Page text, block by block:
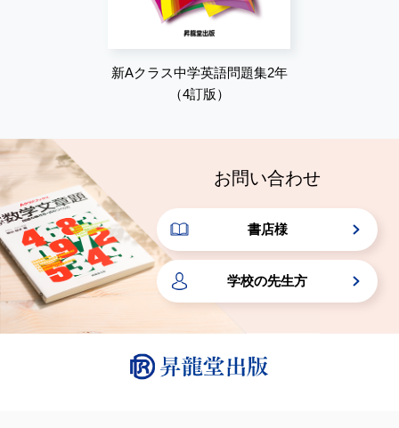
新Aクラス中学英語問題集2年
（4訂版）
お問い合わせ
書店様
学校の先生方